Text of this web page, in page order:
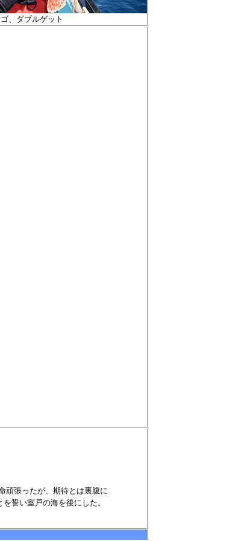
、ダブルゲット
頑張ったが、期待とは裏腹に
誓い室戸の海を後にした。